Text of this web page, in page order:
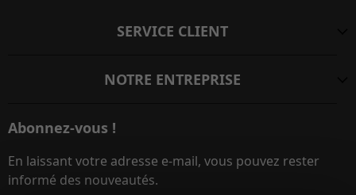
SERVICE CLIENT
NOTRE ENTREPRISE
Abonnez-vous !
En laissant votre adresse e-mail, vous pouvez rester
informé des nouveautés.